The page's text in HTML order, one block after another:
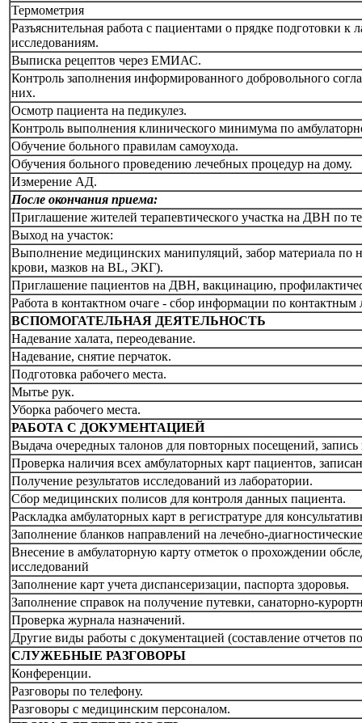
Термометрия
Разъяснительная работа с пациентами о прядке подготовки
исследованиям.
Выписка рецептов через ЕМИАС.
Контроль заполнения информированного добровольного
них.
Осмотр пациента на педикулез.
Контроль выполнения клинического минимума по
Обучение больного правилам самоухода.
Обучения больного проведению лечебных процедур на дому.
Измерение АД.
После окончания приема:
Приглашение жителей терапевтического участка на ДВН по
Выход на участок:
Выполнение медицинских манипуляций, забор материала по
крови, мазков на BL, ЭКГ).
Приглашение пациентов на ДВН, вакцинацию,
Работа в контактном очаге - сбор информации по контактным
ВСПОМОГАТЕЛЬНАЯ ДЕЯТЕЛЬНОСТЬ
Надевание халата, переодевание.
Надевание, снятие перчаток.
Подготовка рабочего места.
Мытье рук.
Уборка рабочего места.
РАБОТА С ДОКУМЕНТАЦИЕЙ
Выдача очередных талонов для повторных посещений,
Проверка наличия всех амбулаторных карт пациентов,
Получение результатов исследований из лаборатории.
Сбор медицинских полисов для контроля данных пациента.
Раскладка амбулаторных карт в регистратуре для
Заполнение бланков направлений на лечебно-
Внесение в амбулаторную карту отметок о прохождении
исследований
Заполнение карт учета диспансеризации, паспорта здоровья.
Заполнение справок на получение путевки, санаторно-
Проверка журнала назначений.
Другие виды работы с документацией (составление отчетов
СЛУЖЕБНЫЕ РАЗГОВОРЫ
Конференции.
Разговоры по телефону.
Разговоры с медицинским персоналом.